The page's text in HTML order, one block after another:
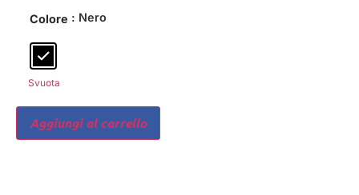
Colore : Nero
Svuota
Aggiungi al carrello